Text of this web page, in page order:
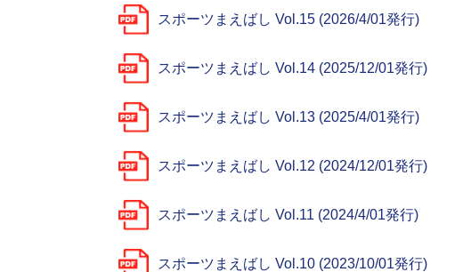
スポーツまえばし Vol.15 (2026/4/01発行)
スポーツまえばし Vol.14 (2025/12/01発行)
スポーツまえばし Vol.13 (2025/4/01発行)
スポーツまえばし Vol.12 (2024/12/01発行)
スポーツまえばし Vol.11 (2024/4/01発行)
スポーツまえばし Vol.10 (2023/10/01発行)